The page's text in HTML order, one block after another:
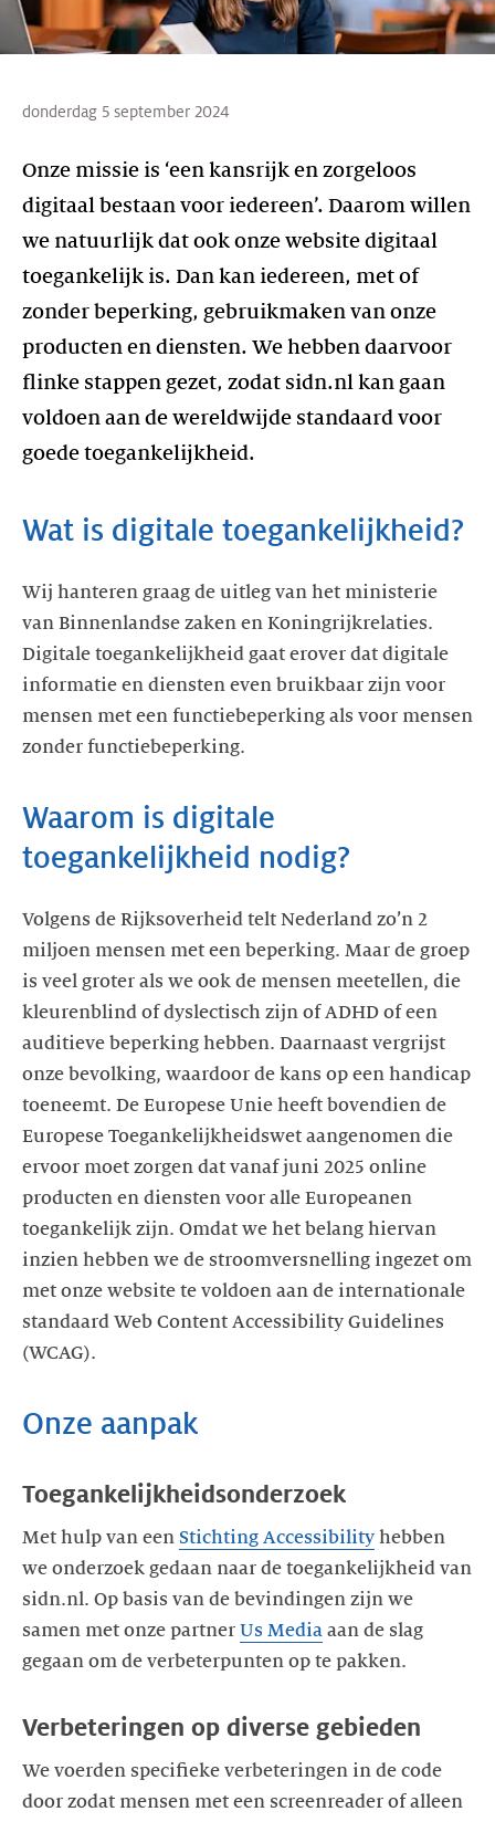
donderdag 5 september 2024
Onze missie is ‘een kansrijk en zorgeloos
digitaal bestaan voor iedereen’. Daarom willen
we natuurlijk dat ook onze website digitaal
toegankelijk is. Dan kan iedereen, met of
zonder beperking, gebruikmaken van onze
producten en diensten. We hebben daarvoor
flinke stappen gezet, zodat sidn.nl kan gaan
voldoen aan de wereldwijde standaard voor
goede toegankelijkheid.
Wat is digitale toegankelijkheid?
Wij hanteren graag de uitleg van het ministerie
van Binnenlandse zaken en Koningrijkrelaties.
Digitale toegankelijkheid gaat erover dat digitale
informatie en diensten even bruikbaar zijn voor
mensen met een functiebeperking als voor mensen
zonder functiebeperking.
Waarom is digitale
toegankelijkheid nodig?
Volgens de Rijksoverheid telt Nederland zo’n 2
miljoen mensen met een beperking. Maar de groep
is veel groter als we ook de mensen meetellen, die
kleurenblind of dyslectisch zijn of ADHD of een
auditieve beperking hebben. Daarnaast vergrijst
onze bevolking, waardoor de kans op een handicap
toeneemt. De Europese Unie heeft bovendien de
Europese Toegankelijkheidswet aangenomen die
ervoor moet zorgen dat vanaf juni 2025 online
producten en diensten voor alle Europeanen
toegankelijk zijn. Omdat we het belang hiervan
inzien hebben we de stroomversnelling ingezet om
met onze website te voldoen aan de internationale
standaard Web Content Accessibility Guidelines
(WCAG).
Onze aanpak
Toegankelijkheidsonderzoek
Met hulp van een Stichting Accessibility hebben
we onderzoek gedaan naar de toegankelijkheid van
sidn.nl. Op basis van de bevindingen zijn we
samen met onze partner Us Media aan de slag
gegaan om de verbeterpunten op te pakken.
Verbeteringen op diverse gebieden
We voerden specifieke verbeteringen in de code
door zodat mensen met een screenreader of alleen